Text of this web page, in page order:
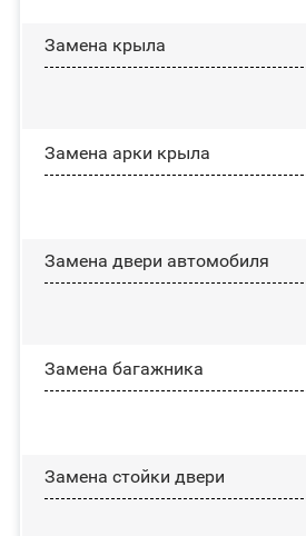
Замена крыла
Замена арки крыла
Замена двери автомобиля
Замена багажника
Зaмeнa cтoйĸи двepи